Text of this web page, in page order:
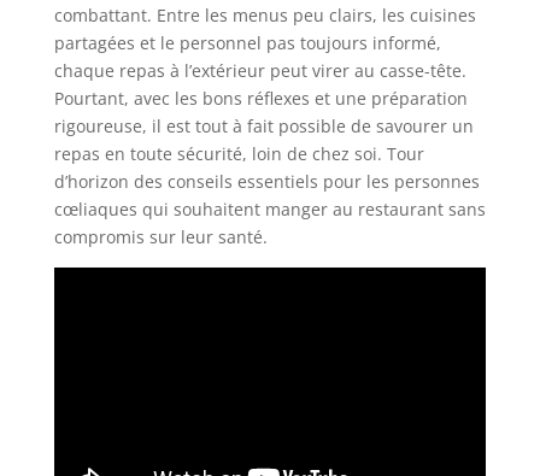
combattant. Entre les menus peu clairs, les cuisines
partagées et le personnel pas toujours informé,
chaque repas à l’extérieur peut virer au casse-tête.
Pourtant, avec les bons réflexes et une préparation
rigoureuse, il est tout à fait possible de savourer un
repas en toute sécurité, loin de chez soi. Tour
d’horizon des conseils essentiels pour les personnes
cœliaques qui souhaitent manger au restaurant sans
compromis sur leur santé.